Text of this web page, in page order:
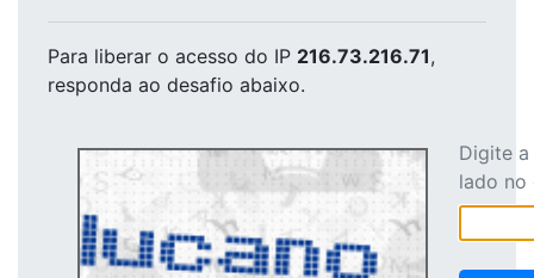
Para liberar o acesso do IP 216.73.216.71,
responda ao desafio abaixo.
Digite
lado no